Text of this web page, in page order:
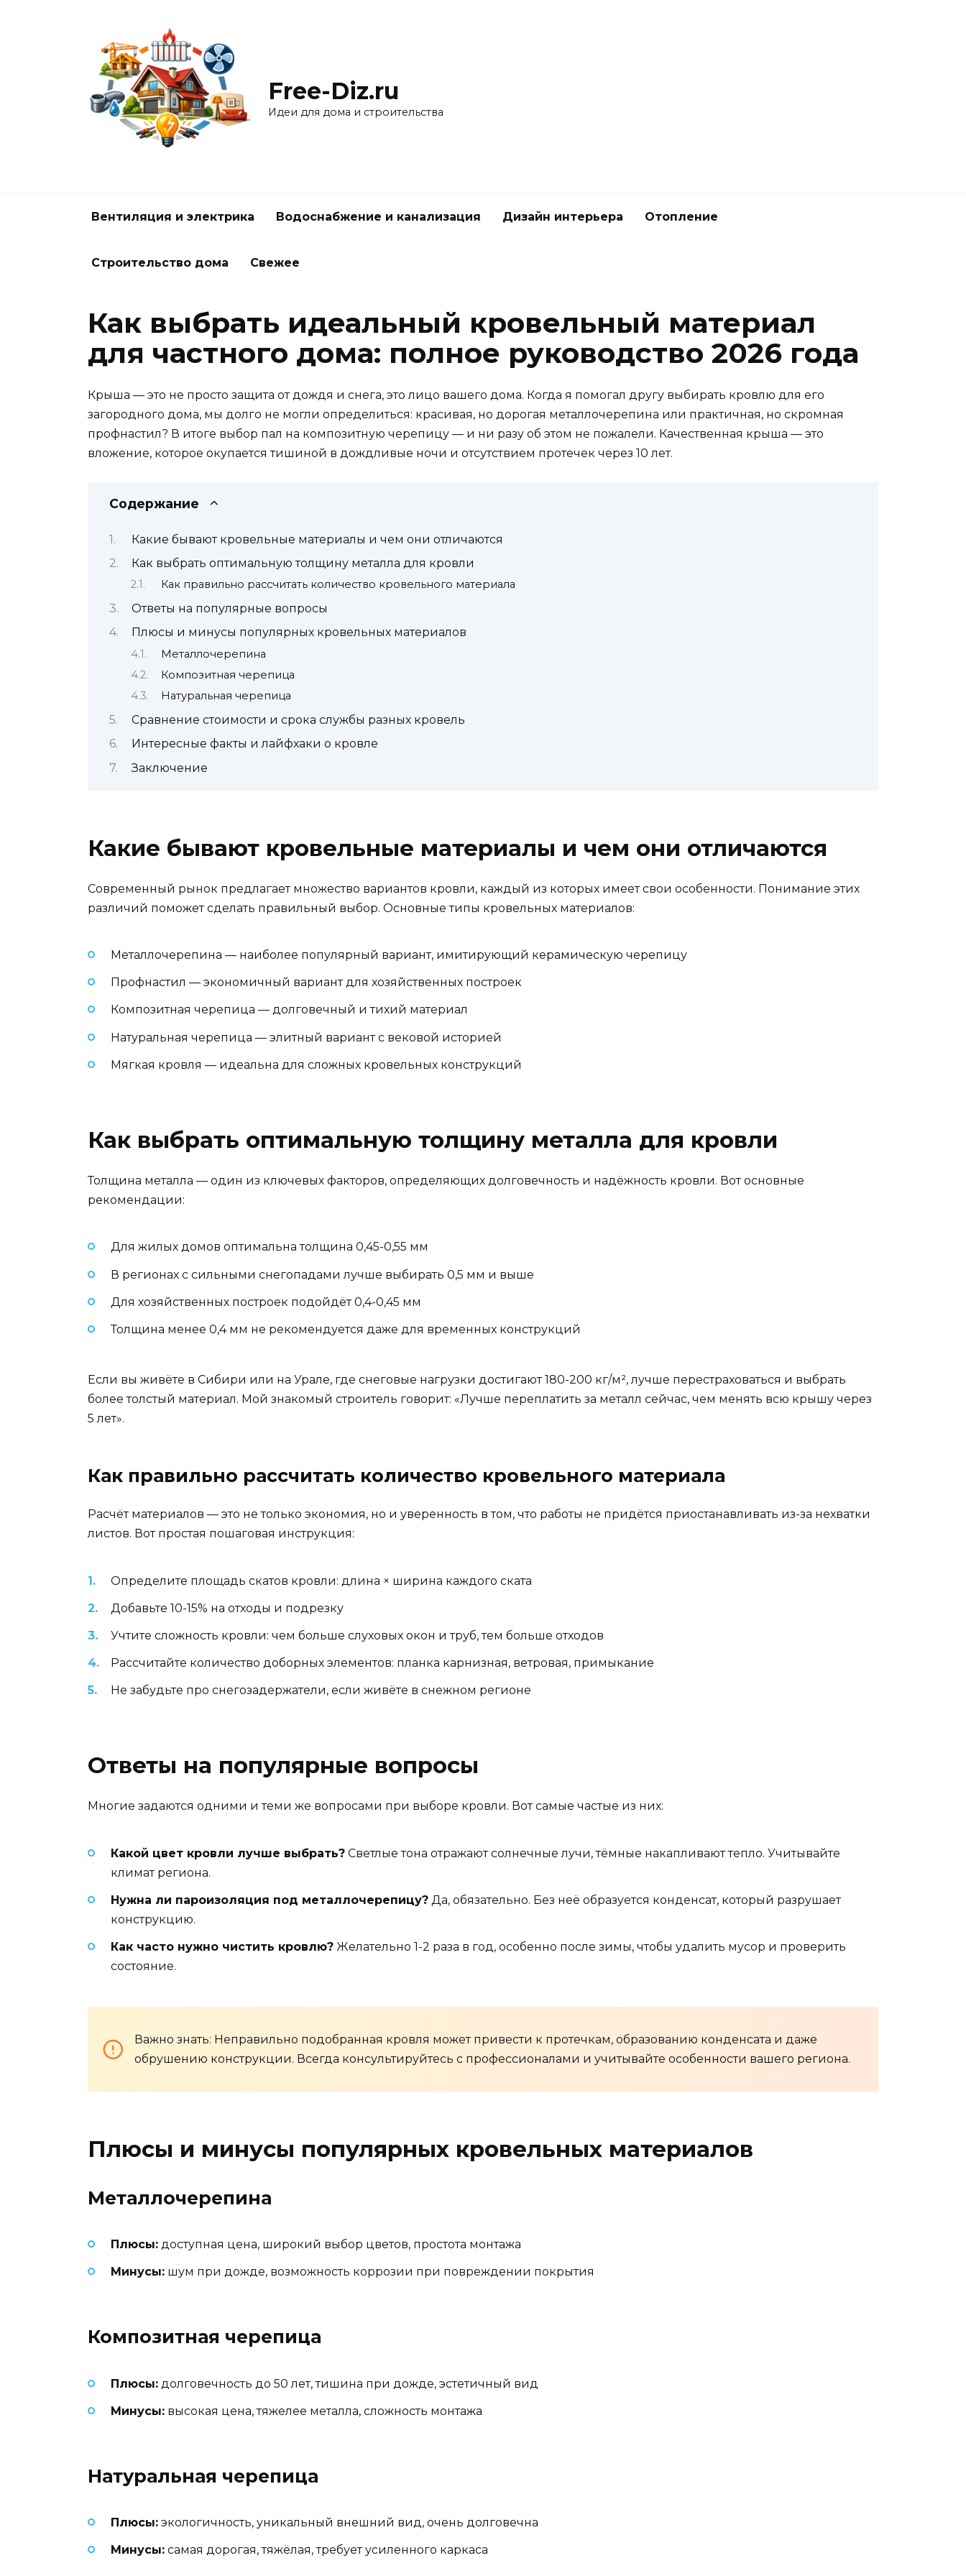
Free-Diz.ru
Идеи для дома и строительства
Вентиляция и электрика Водоснабжение и канализация Дизайн интерьера Отопление
Строительство дома Свежее
Как выбрать идеальный кровельный материал
для частного дома: полное руководство 2026 года
Крыша — это не просто защита от дождя и снега, это лицо вашего дома. Когда я помогал другу выбирать кровлю для его
загородного дома, мы долго не могли определиться: красивая, но дорогая металлочерепина или практичная, но скромная
профнастил? В итоге выбор пал на композитную черепицу — и ни разу об этом не пожалели. Качественная крыша — это
вложение, которое окупается тишиной в дождливые ночи и отсутствием протечек через 10 лет.
Содержание
Какие бывают кровельные материалы и чем они отличаются
Как выбрать оптимальную толщину металла для кровли
Как правильно рассчитать количество кровельного материала
Ответы на популярные вопросы
Плюсы и минусы популярных кровельных материалов
Металлочерепина
Композитная черепица
Натуральная черепица
Сравнение стоимости и срока службы разных кровель
Интересные факты и лайфхаки о кровле
Заключение
Какие бывают кровельные материалы и чем они отличаются
Современный рынок предлагает множество вариантов кровли, каждый из которых имеет свои особенности. Понимание этих
различий поможет сделать правильный выбор. Основные типы кровельных материалов:
Металлочерепина — наиболее популярный вариант, имитирующий керамическую черепицу
Профнастил — экономичный вариант для хозяйственных построек
Композитная черепица — долговечный и тихий материал
Натуральная черепица — элитный вариант с вековой историей
Мягкая кровля — идеальна для сложных кровельных конструкций
Как выбрать оптимальную толщину металла для кровли
Толщина металла — один из ключевых факторов, определяющих долговечность и надёжность кровли. Вот основные
рекомендации:
Для жилых домов оптимальна толщина 0,45-0,55 мм
В регионах с сильными снегопадами лучше выбирать 0,5 мм и выше
Для хозяйственных построек подойдёт 0,4-0,45 мм
Толщина менее 0,4 мм не рекомендуется даже для временных конструкций
Если вы живёте в Сибири или на Урале, где снеговые нагрузки достигают 180-200 кг/м², лучше перестраховаться и выбрать
более толстый материал. Мой знакомый строитель говорит: «Лучше переплатить за металл сейчас, чем менять всю крышу через
5 лет».
Как правильно рассчитать количество кровельного материала
Расчёт материалов — это не только экономия, но и уверенность в том, что работы не придётся приостанавливать из-за нехватки
листов. Вот простая пошаговая инструкция:
Определите площадь скатов кровли: длина × ширина каждого ската
Добавьте 10-15% на отходы и подрезку
Учтите сложность кровли: чем больше слуховых окон и труб, тем больше отходов
Рассчитайте количество доборных элементов: планка карнизная, ветровая, примыкание
Не забудьте про снегозадержатели, если живёте в снежном регионе
Ответы на популярные вопросы
Многие задаются одними и теми же вопросами при выборе кровли. Вот самые частые из них:
Какой цвет кровли лучше выбрать? Светлые тона отражают солнечные лучи, тёмные накапливают тепло. Учитывайте
климат региона.
Нужна ли пароизоляция под металлочерепицу? Да, обязательно. Без неё образуется конденсат, который разрушает
конструкцию.
Как часто нужно чистить кровлю? Желательно 1-2 раза в год, особенно после зимы, чтобы удалить мусор и проверить
состояние.
Важно знать: Неправильно подобранная кровля может привести к протечкам, образованию конденсата и даже
обрушению конструкции. Всегда консультируйтесь с профессионалами и учитывайте особенности вашего региона.
Плюсы и минусы популярных кровельных материалов
Металлочерепина
Плюсы: доступная цена, широкий выбор цветов, простота монтажа
Минусы: шум при дожде, возможность коррозии при повреждении покрытия
Композитная черепица
Плюсы: долговечность до 50 лет, тишина при дожде, эстетичный вид
Минусы: высокая цена, тяжелее металла, сложность монтажа
Натуральная черепица
Плюсы: экологичность, уникальный внешний вид, очень долговечна
Минусы: самая дорогая, тяжёлая, требует усиленного каркаса